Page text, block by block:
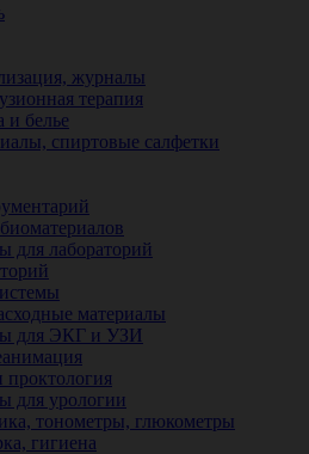
журналы
терапия
и белье
спиртовые салфетки
для лабораторий
материалы
для ЭКГ и УЗИ
проктология
для урологии
тонометры, глюкометры
гигиена